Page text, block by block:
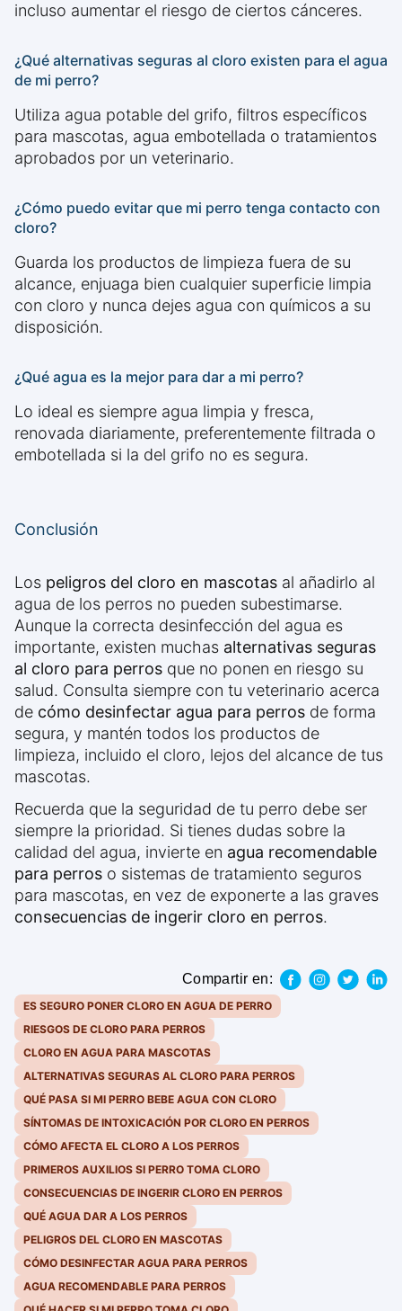
incluso aumentar el riesgo de ciertos cánceres.
¿Qué alternativas seguras al cloro existen para el agua
de mi perro?
Utiliza agua potable del grifo, filtros específicos
para mascotas, agua embotellada o tratamientos
aprobados por un veterinario.
¿Cómo puedo evitar que mi perro tenga contacto con
cloro?
Guarda los productos de limpieza fuera de su
alcance, enjuaga bien cualquier superficie limpia
con cloro y nunca dejes agua con químicos a su
disposición.
¿Qué agua es la mejor para dar a mi perro?
Lo ideal es siempre agua limpia y fresca,
renovada diariamente, preferentemente filtrada o
embotellada si la del grifo no es segura.
Conclusión
Los peligros del cloro en mascotas al añadirlo al
agua de los perros no pueden subestimarse.
Aunque la correcta desinfección del agua es
importante, existen muchas alternativas seguras
al cloro para perros que no ponen en riesgo su
salud. Consulta siempre con tu veterinario acerca
de cómo desinfectar agua para perros de forma
segura, y mantén todos los productos de
limpieza, incluido el cloro, lejos del alcance de tus
mascotas.
Recuerda que la seguridad de tu perro debe ser
siempre la prioridad. Si tienes dudas sobre la
calidad del agua, invierte en agua recomendable
para perros o sistemas de tratamiento seguros
para mascotas, en vez de exponerte a las graves
consecuencias de ingerir cloro en perros.
Compartir en:
ES SEGURO PONER CLORO EN AGUA DE PERRO
RIESGOS DE CLORO PARA PERROS
CLORO EN AGUA PARA MASCOTAS
ALTERNATIVAS SEGURAS AL CLORO PARA PERROS
QUÉ PASA SI MI PERRO BEBE AGUA CON CLORO
SÍNTOMAS DE INTOXICACIÓN POR CLORO EN PERROS
CÓMO AFECTA EL CLORO A LOS PERROS
PRIMEROS AUXILIOS SI PERRO TOMA CLORO
CONSECUENCIAS DE INGERIR CLORO EN PERROS
QUÉ AGUA DAR A LOS PERROS
PELIGROS DEL CLORO EN MASCOTAS
CÓMO DESINFECTAR AGUA PARA PERROS
AGUA RECOMENDABLE PARA PERROS